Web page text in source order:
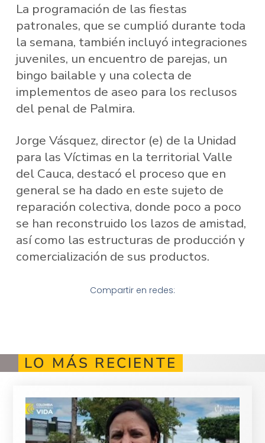
La programación de las fiestas
patronales, que se cumplió durante toda
la semana, también incluyó integraciones
juveniles, un encuentro de parejas, un
bingo bailable y una colecta de
implementos de aseo para los reclusos
del penal de Palmira.
Jorge Vásquez, director (e) de la Unidad
para las Víctimas en la territorial Valle
del Cauca, destacó el proceso que en
general se ha dado en este sujeto de
reparación colectiva, donde poco a poco
se han reconstruido los lazos de amistad,
así como las estructuras de producción y
comercialización de sus productos.
Compartir en redes:
LO MÁS RECIENTE